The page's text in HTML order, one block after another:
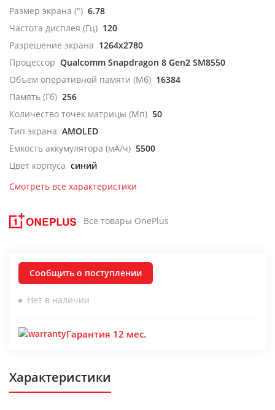
Размер экрана (") 6.78
Частота дисплея (Гц) 120
Разрешение экрана 1264x2780
Процессор Qualcomm Snapdragon 8 Gen2 SM8550
Объем оперативной памяти (Мб) 16384
Память (Гб) 256
Количество точек матрицы (Мп) 50
Тип экрана AMOLED
Емкость аккумулятора (мА/ч) 5500
Цвет корпуса синий
Смотреть все характеристики
Все товары OnePlus
Сообщить о поступлении
Нет в наличии
Гарантия 12 мес.
Характеристики